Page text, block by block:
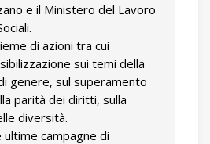
e il Ministero del Lavoro
di azioni tra cui
sui temi della
genere, sul superamento
parità dei diritti, sulla
diversità.
campagne di